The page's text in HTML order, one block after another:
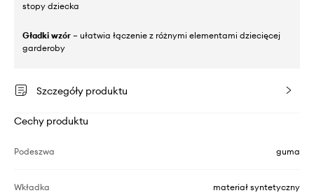
stopy dziecka
Gładki wzór – ułatwia łączenie z różnymi elementami dziecięcej
garderoby
Szczegóły produktu
Cechy produktu
Podeszwa guma
Wkładka materiał syntetyczny